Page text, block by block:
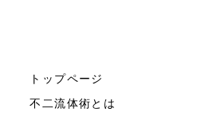
トップページ
不二流体術とは